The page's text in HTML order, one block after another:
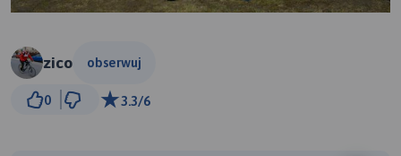
zico obserwuj
0 3.3/6